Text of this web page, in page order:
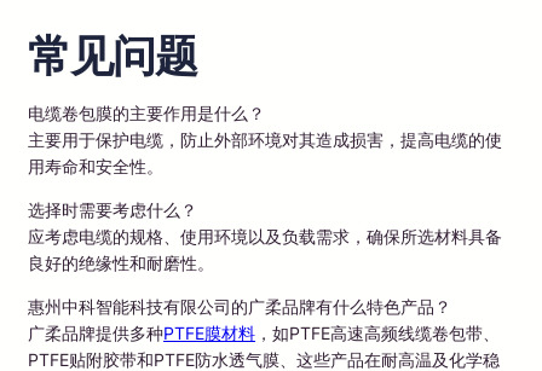
常见问题
电缆卷包膜的主要作用是什么？
主要用于保护电缆，防止外部环境对其造成损害，提高电缆的使
用寿命和安全性。
选择时需要考虑什么？
应考虑电缆的规格、使用环境以及负载需求，确保所选材料具备
良好的绝缘性和耐磨性。
惠州中科智能科技有限公司的广柔品牌有什么特色产品？
广柔品牌提供多种PTFE膜材料 ，如PTFE高速高频线缆卷包带、
PTFE贴附胶带和PTFE防水透气膜、这些产品在耐高温及化学稳